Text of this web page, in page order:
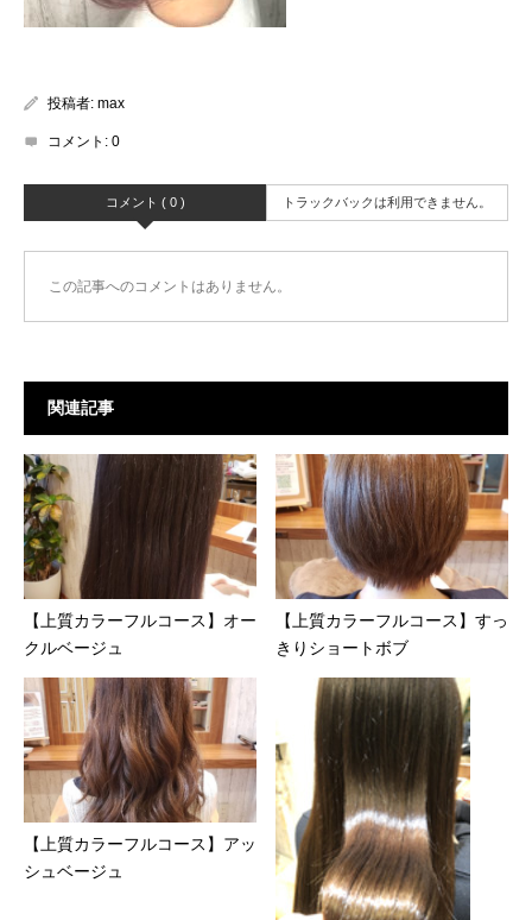
投稿者: max
コメント: 0
コメント ( 0 ) トラックバックは利用できません。
この記事へのコメントはありません。
関連記事
【上質カラーフルコース】オー
クルベージュ
【上質カラーフルコース】すっ
きりショートボブ
【上質カラーフルコース】アッ
シュベージュ